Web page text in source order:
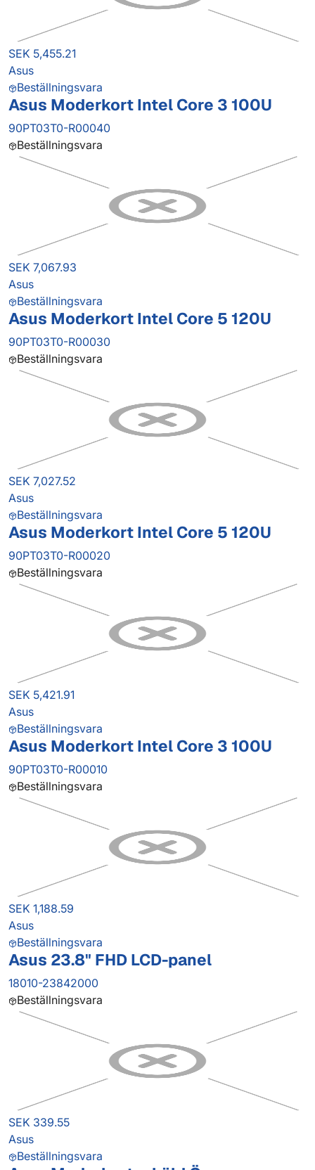
SEK 5,455.21
Asus
Beställningsvara
Asus Moderkort Intel Core 3 100U
90PT03T0-R00040
Beställningsvara
SEK 7,067.93
Asus
Beställningsvara
Asus Moderkort Intel Core 5 120U
90PT03T0-R00030
Beställningsvara
SEK 7,027.52
Asus
Beställningsvara
Asus Moderkort Intel Core 5 120U
90PT03T0-R00020
Beställningsvara
SEK 5,421.91
Asus
Beställningsvara
Asus Moderkort Intel Core 3 100U
90PT03T0-R00010
Beställningsvara
SEK 1,188.59
Asus
Beställningsvara
Asus 23.8" FHD LCD-panel
18010-23842000
Beställningsvara
SEK 339.55
Asus
Beställningsvara